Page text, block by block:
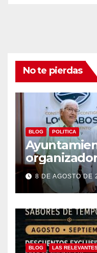
No te pierdas
BLOG POLITICA
coordinan
edición
8 DE AGOSTO DE
BLOG LAS